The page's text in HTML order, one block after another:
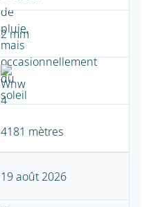
2 mm
4181 mètres
19 août 2026